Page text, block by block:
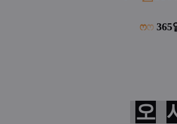
ෆෆ 365
오